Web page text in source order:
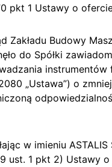
pkt 1 Ustawy o
Zakładu Budowy
do Spółki
instrumentów
„Ustawa”) o
w imieniu
ust. 1 pkt 2) Ustawy